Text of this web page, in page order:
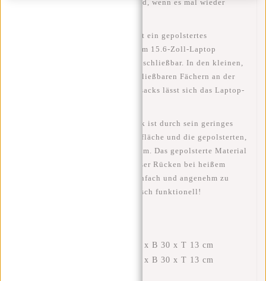
Laptop-Rucksack auf dem Fahrrad, wenn es mal wieder
- Das Hauptfach enthält ein gepolstertes
Laptopfach (35x26 cm), das einem 15.6-Zoll-Laptop
entspricht. Das Laptopfach ist abschließbar. In den kleinen,
mit einem Reißverschluss verschließbaren Fächern an der
Innen- und Außenseite des Rucksacks lässt sich das Laptop-
- Der Rucksack ist durch sein geringes
Gewicht, die gepolsterte Rückenfläche und die gepolsterten,
verstellbaren Rückengurte bequem. Das gepolsterte Material
ist atmungsaktiv, daher kein nasser Rücken bei heißem
Wetter. Dies macht die Tasche einfach und angenehm zu
tragen, wo immer Sie sind. Modisch funktionell!
Außenmaße ausgerollt: H 53 x B 30 x T 13 cm
Außenmaße aufgerollt: H 43 x B 30 x T 13 cm